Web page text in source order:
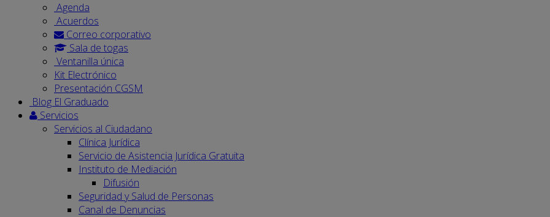
Agenda
Acuerdos
Correo corporativo
Sala de togas
Ventanilla única
Kit Electrónico
Presentación CGSM
Blog El Graduado
Servicios
Servicios al Ciudadano
Clínica Jurídica
Servicio de Asistencia Jurídica Gratuita
Instituto de Mediación
Difusión
Seguridad y Salud de Personas
Canal de Denuncias